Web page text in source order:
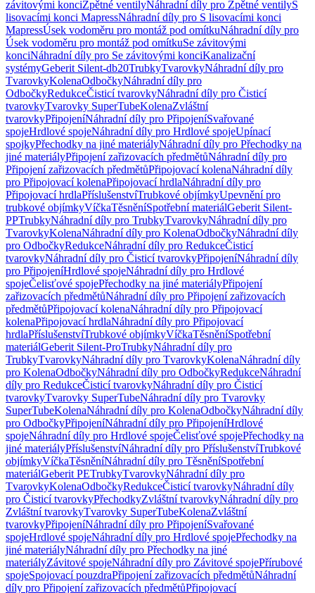
závitovými konciZpětné ventilyNáhradní díly pro Zpětné ventilyS
lisovacími konci MapressNáhradní díly pro S lisovacími konci
MapressÚsek vodoměru pro montáž pod omítkuNáhradní díly pro
Úsek vodoměru pro montáž pod omítkuSe závitovými
konciNáhradní díly pro Se závitovými konciKanalizační
systémyGeberit Silent-db20TrubkyTvarovkyNáhradní díly pro
TvarovkyKolenaOdbočkyNáhradní díly pro
OdbočkyRedukceČisticí tvarovkyNáhradní díly pro Čisticí
tvarovkyTvarovky SuperTubeKolenaZvláštní
tvarovkyPřipojeníNáhradní díly pro PřipojeníSvařované
spojeHrdlové spojeNáhradní díly pro Hrdlové spojeUpínací
spojkyPřechodky na jiné materiályNáhradní díly pro Přechodky na
jiné materiályPřipojení zařizovacích předmětůNáhradní díly pro
Připojení zařizovacích předmětůPřipojovací kolenaNáhradní díly
pro Připojovací kolenaPřipojovací hrdlaNáhradní díly pro
Připojovací hrdlaPříslušenstvíTrubkové objímkyUpevnění pro
trubkové objímkyVíčkaTěsněníSpotřební materiálGeberit Silent-
PPTrubkyNáhradní díly pro TrubkyTvarovkyNáhradní díly pro
TvarovkyKolenaNáhradní díly pro KolenaOdbočkyNáhradní díly
pro OdbočkyRedukceNáhradní díly pro RedukceČisticí
tvarovkyNáhradní díly pro Čisticí tvarovkyPřipojeníNáhradní díly
pro PřipojeníHrdlové spojeNáhradní díly pro Hrdlové
spojeČelisťové spojePřechodky na jiné materiályPřipojení
zařizovacích předmětůNáhradní díly pro Připojení zařizovacích
předmětůPřipojovací kolenaNáhradní díly pro Připojovací
kolenaPřipojovací hrdlaNáhradní díly pro Připojovací
hrdlaPříslušenstvíTrubkové objímkyVíčkaTěsněníSpotřební
materiálGeberit Silent-ProTrubkyNáhradní díly pro
TrubkyTvarovkyNáhradní díly pro TvarovkyKolenaNáhradní díly
pro KolenaOdbočkyNáhradní díly pro OdbočkyRedukceNáhradní
díly pro RedukceČisticí tvarovkyNáhradní díly pro Čisticí
tvarovkyTvarovky SuperTubeNáhradní díly pro Tvarovky
SuperTubeKolenaNáhradní díly pro KolenaOdbočkyNáhradní díly
pro OdbočkyPřipojeníNáhradní díly pro PřipojeníHrdlové
spojeNáhradní díly pro Hrdlové spojeČelisťové spojePřechodky na
jiné materiályPříslušenstvíNáhradní díly pro PříslušenstvíTrubkové
objímkyVíčkaTěsněníNáhradní díly pro TěsněníSpotřební
materiálGeberit PETrubkyTvarovkyNáhradní díly pro
TvarovkyKolenaOdbočkyRedukceČisticí tvarovkyNáhradní díly
pro Čisticí tvarovkyPřechodkyZvláštní tvarovkyNáhradní díly pro
Zvláštní tvarovkyTvarovky SuperTubeKolenaZvláštní
tvarovkyPřipojeníNáhradní díly pro PřipojeníSvařované
spojeHrdlové spojeNáhradní díly pro Hrdlové spojePřechodky na
jiné materiályNáhradní díly pro Přechodky na jiné
materiályZávitové spojeNáhradní díly pro Závitové spojePřírubové
spojeSpojovací pouzdraPřipojení zařizovacích předmětůNáhradní
díly pro Připojení zařizovacích předmětůPřipojovací